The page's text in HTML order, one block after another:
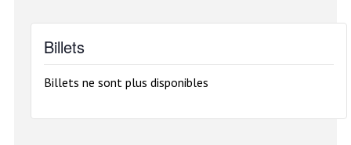
Billets
Billets ne sont plus disponibles